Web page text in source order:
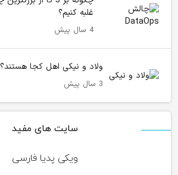
غلبه کنیم؟
4 سال پیش
ولاد و نیکی اهل کجا هستند؟
3 سال پیش
سایت های مفید
ویکی پدیا فارسی